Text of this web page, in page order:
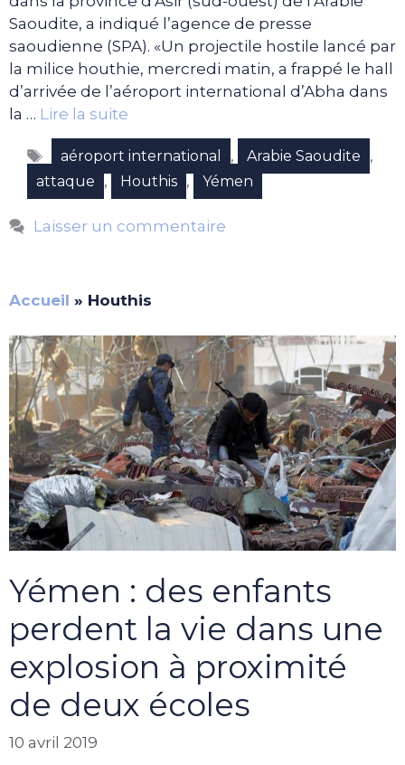
Saoudite, a indiqué l’agence de presse
saoudienne (SPA). «Un projectile hostile lancé par
la milice houthie, mercredi matin, a frappé le hall
d’arrivée de l’aéroport international d’Abha dans
la … Lire la suite
Étiquettes
aéroport international , Arabie Saoudite ,
attaque , Houthis , Yémen
Laisser un commentaire
Accueil » Houthis
Yémen : des enfants
perdent la vie dans une
explosion à proximité
de deux écoles
10 avril 2019